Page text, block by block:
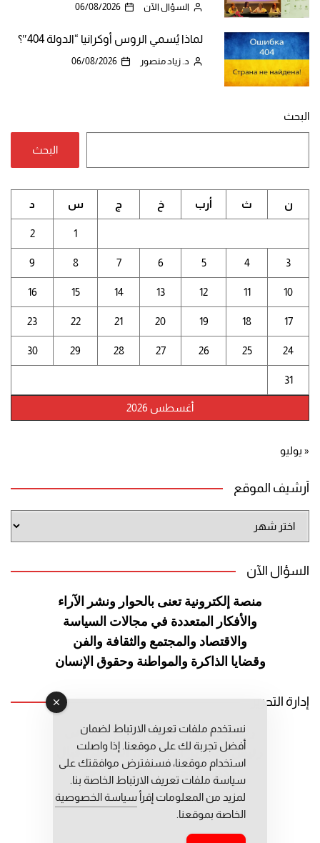
السؤال الآن 06/08/2026
لماذا يُسمي الروس أوكرانيا “الدولة 404″؟
د. زياد منصور 06/08/2026
البحث
البحث
أغسطس 2026
ن ث أرب خ ج س د
1
2
3
4
5
6
7
8
9
10
11
12
13
14
15
16
17
18
19
20
21
22
23
24
25
26
27
28
29
30
31
« يوليو
أرشيف الموقع
الموقع
السؤال الآن
منصة إلكترونية تعنى بالحوار ونشر
الآراء
والأفكار المتعددة في مجالات السياسة
والاقتصاد والمجتمع والثقافة والفن
وقضايا الذاكرة والمواطنة وحقوق الإنسان
إدارة التحرير
رئيس التحرير: عبد الرحيم التوراني
رئيس التحرير المساعد: المعطي قبال
مديرة التحرير: فاطمة حوحو
نستخدم ملفات تعريف الارتباط لضمان
أفضل تجربة لك على موقعنا. إذا واصلت
استخدام موقعنا، فسنفترض موافقتك على
سياسة ملفات تعريف الارتباط الخاصة بنا.
لمزيد من المعلومات إقرأ سياسة الخصوصية
الخاصة بموقعنا.